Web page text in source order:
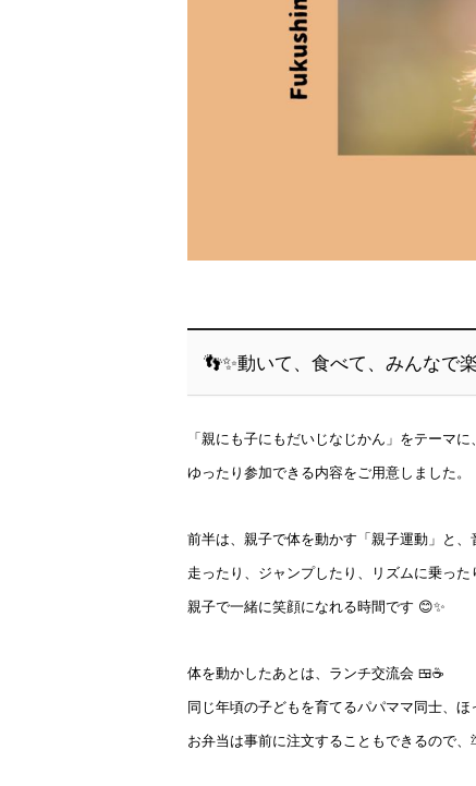
👣✨動いて、食べて、みんなで
「親にも子にもだいじなじかん」をテーマ
ゆったり参加できる内容をご用意しました。
前半は、親子で体を動かす「親子運動」と
走ったり、ジャンプしたり、リズムに乗っ
親子で一緒に笑顔になれる時間です 😊✨
体を動かしたあとは、ランチ交流会 🍱☕
同じ年頃の子どもを育てるパパママ同士、
お弁当は事前に注文することもできるので